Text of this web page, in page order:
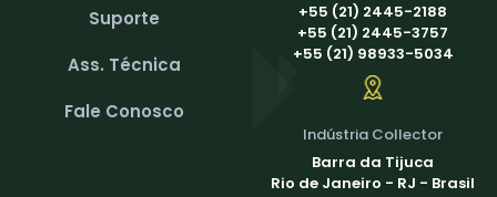
Suporte
Ass. Técnica
Fale Conosco
+55 (21) 2445-2188
+55 (21) 2445-3757
+55 (21) 98933-5034
Indústria Collector
Barra da Tijuca
Rio de Janeiro - RJ - Brasil